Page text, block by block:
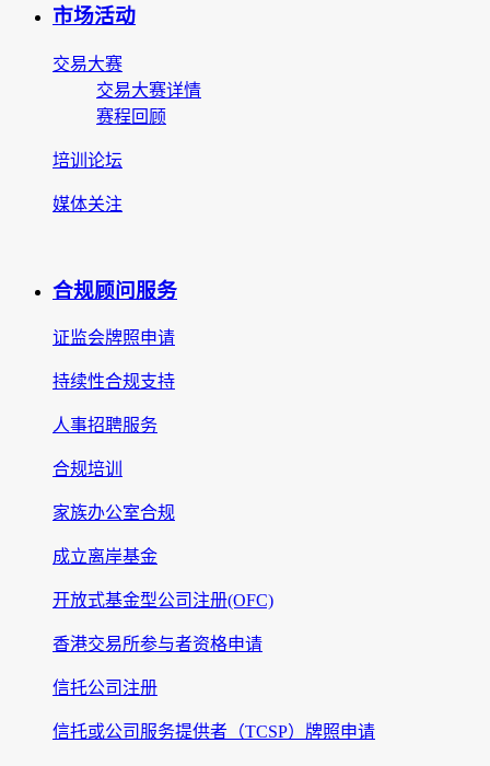
市场活动
交易大赛
交易大赛详情
赛程回顾
培训论坛
媒体关注
合规顾问服务
证监会牌照申请
持续性合规支持
人事招聘服务
合规培训
家族办公室合规
成立离岸基金
开放式基金型公司注册(OFC)
香港交易所参与者资格申请
信托公司注册
信托或公司服务提供者（TCSP）牌照申请